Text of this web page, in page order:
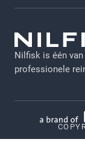
Brochures
GDPR - NL
Juridische
Vulnerability
Nilfisk is één
professionele